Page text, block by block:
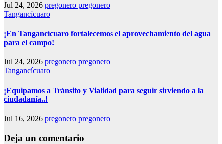
Jul 24, 2026 pregonero pregonero
Tangancícuaro
¡En Tangancícuaro fortalecemos el aprovechamiento del agua
para el campo!
Jul 24, 2026 pregonero pregonero
Tangancícuaro
¡Equipamos a Tránsito y Vialidad para seguir sirviendo a la
ciudadanía..!
Jul 16, 2026 pregonero pregonero
Deja un comentario